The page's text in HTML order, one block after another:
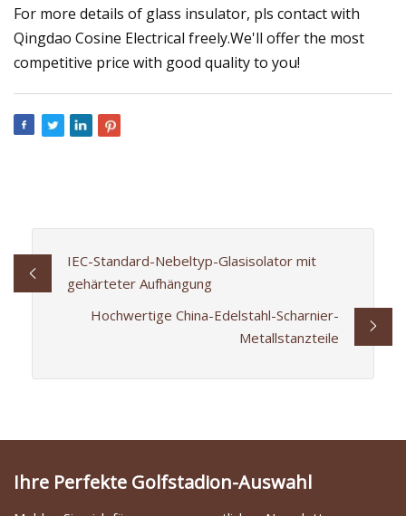
For more details of glass insulator, pls contact with
Qingdao Cosine Electrical freely.We'll offer the most
competitive price with good quality to you!
IEC-Standard-Nebeltyp-Glasisolator mit
gehärteter Aufhängung
Hochwertige China-Edelstahl-Scharnier-
Metallstanzteile
Ihre Perfekte Golfstadion-Auswahl